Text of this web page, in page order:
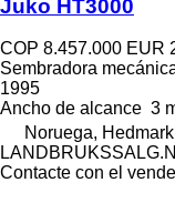
Juko HT3000
COP 8.457.000 EUR
Sembradora
1995
Ancho de alcance 3
Noruega, Hedmark
Contacte con el